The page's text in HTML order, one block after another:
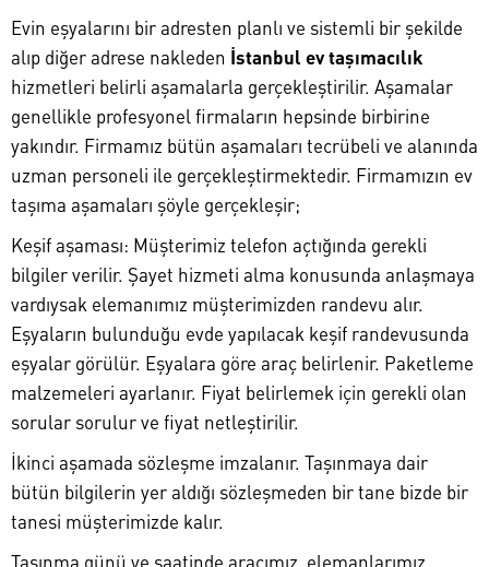
Evin eşyalarını bir adresten planlı ve sistemli bir şekilde
alıp diğer adrese nakleden İstanbul ev taşımacılık
hizmetleri belirli aşamalarla gerçekleştirilir. Aşamalar
genellikle profesyonel firmaların hepsinde birbirine
yakındır. Firmamız bütün aşamaları tecrübeli ve alanında
uzman personeli ile gerçekleştirmektedir. Firmamızın ev
taşıma aşamaları şöyle gerçekleşir;
Keşif aşaması: Müşterimiz telefon açtığında gerekli
bilgiler verilir. Şayet hizmeti alma konusunda anlaşmaya
vardıysak elemanımız müşterimizden randevu alır.
Eşyaların bulunduğu evde yapılacak keşif randevusunda
eşyalar görülür. Eşyalara göre araç belirlenir. Paketleme
malzemeleri ayarlanır. Fiyat belirlemek için gerekli olan
sorular sorulur ve fiyat netleştirilir.
İkinci aşamada sözleşme imzalanır. Taşınmaya dair
bütün bilgilerin yer aldığı sözleşmeden bir tane bizde bir
tanesi müşterimizde kalır.
Taşınma günü ve saatinde aracımız, elemanlarımız,